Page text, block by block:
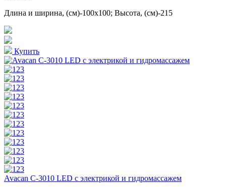
Длина и ширина, (см)-100x100; Высота, (см)-215
Купить
Avacan C-3010 LED с электрикой и гидромассажем